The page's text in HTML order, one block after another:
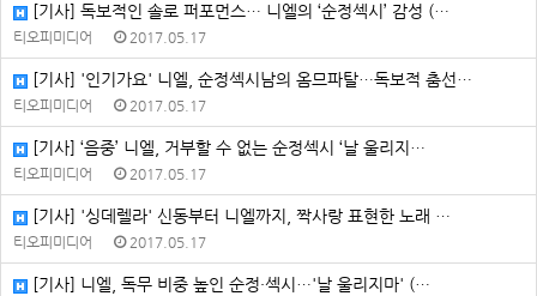
[기사] 독보적인 솔로 퍼포먼스… 니엘의 ‘순정섹시’ 감성 (…
티오피미디어 2017.05.17
[기사] '인기가요' 니엘, 순정섹시남의 옴므파탈…독보적 춤선…
티오피미디어 2017.05.17
[기사] ‘음중’ 니엘, 거부할 수 없는 순정섹시 ‘날 울리지…
티오피미디어 2017.05.17
[기사] '싱데렐라' 신동부터 니엘까지, 짝사랑 표현한 노래 …
티오피미디어 2017.05.17
[기사] 니엘, 독무 비중 높인 순정·섹시…'날 울리지마' (…